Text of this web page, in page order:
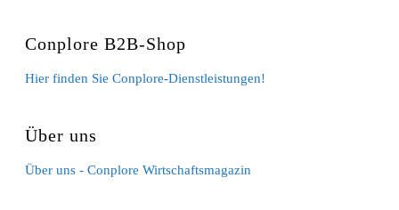
Conplore B2B-Shop
Hier finden Sie Conplore-Dienstleistungen!
Über uns
Über uns - Conplore Wirtschaftsmagazin